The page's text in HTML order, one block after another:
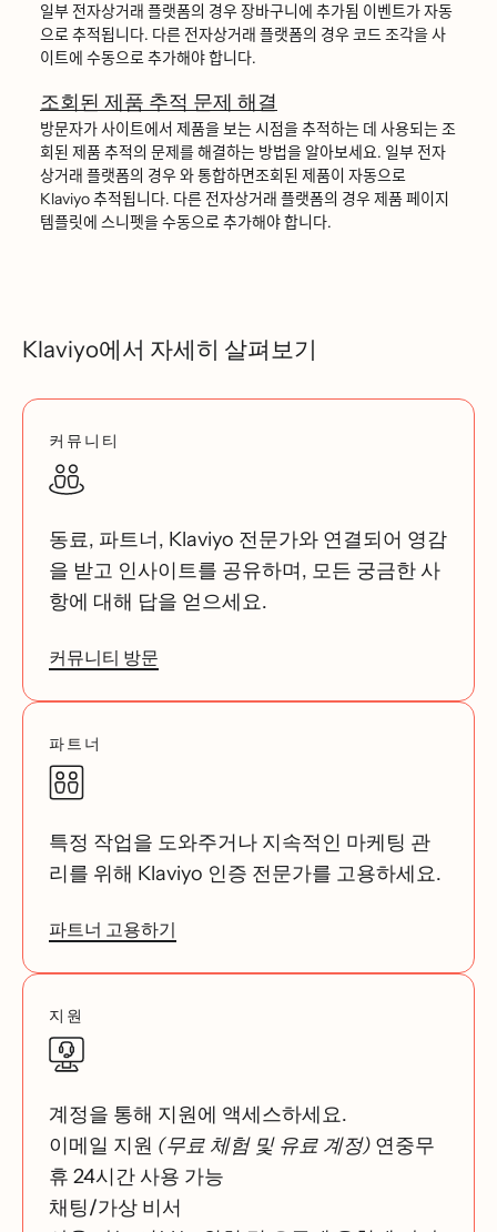
일부 전자상거래 플랫폼의 경우 장바구니에 추가됨 이벤트가 자동
으로 추적됩니다. 다른 전자상거래 플랫폼의 경우 코드 조각을 사
이트에 수동으로 추가해야 합니다.
조회된 제품 추적 문제 해결
방문자가 사이트에서 제품을 보는 시점을 추적하는 데 사용되는 조
회된 제품 추적의 문제를 해결하는 방법을 알아보세요. 일부 전자
상거래 플랫폼의 경우 와 통합하면조회된 제품이 자동으로
Klaviyo 추적됩니다. 다른 전자상거래 플랫폼의 경우 제품 페이지
템플릿에 스니펫을 수동으로 추가해야 합니다.
Klaviyo에서 자세히 살펴보기
커뮤니티
동료, 파트너, Klaviyo 전문가와 연결되어 영감
을 받고 인사이트를 공유하며, 모든 궁금한 사
항에 대해 답을 얻으세요.
커뮤니티 방문
파트너
특정 작업을 도와주거나 지속적인 마케팅 관
리를 위해 Klaviyo 인증 전문가를 고용하세요.
파트너 고용하기
지원
계정을 통해 지원에 액세스하세요.
이메일 지원 (무료 체험 및 유료 계정) 연중무
휴 24시간 사용 가능
채팅/가상 비서